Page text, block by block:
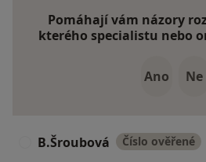
Pomáhají vám názory
kterého specialistu nebo
Ano Ne
B.Šroubová Číslo ověřené